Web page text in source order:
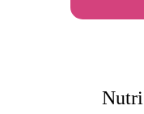
ماسک و نرم کننده مو مغذی ضد وز هربال مدل Nutri